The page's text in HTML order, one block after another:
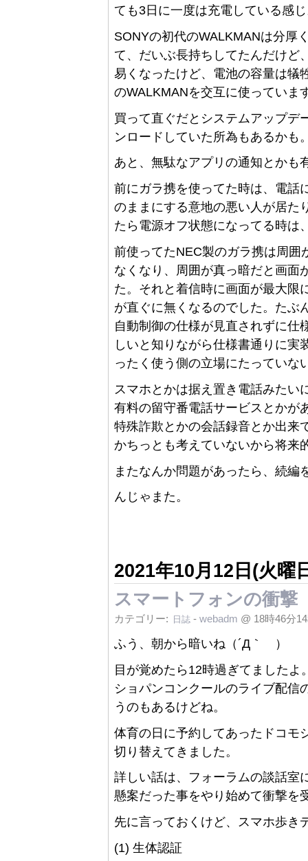
ても3日に一度は充電している感
SONYの初代のWALKMANは分厚
て、だいぶ長持ちしてたんだけど
易くなったけど、電池の容量は犠
のWALKMANを交互に使っていま
買って直ぐだとシステムアップデ
ンロードしていた所為もあるかも
あと、無駄なアプリの通知とかも
前にガラ携を使ってた時は、電話
のままにする意地の悪い人が居た
たら電源オフ状態になってる時は
前使ってたNEC製のガラ携は周囲
なくなり、周囲が真っ暗だと画面
た。それと着信時に画面が最大限
が直ぐに無くなるのでした。たぶ
自動制御の仕様が見直されずに仕
しいと知りながら仕様書通りに実
ったく使う側の立場にたっていな
スマホとかは据え置き電話みた
有料の留守番電話サービスとかが
特殊詐欺とかの会話録音とか出来
かちっとも考えていないから将来
またなんか問題があったら、続編
んじゃまた。
2021年10月12日(火曜
スマートフォンの衝撃
カテゴリー: 日誌 - webadm @ 18時46分
ふう、朝から暗いね（´Д｀ ）
目が覚めたら12時過ぎてましたよ
ショパンコンクールのライブ配信
うのもあるけどね。
体育の日に予約してあったドコモ
切り替えてきました。
詳しい話は、フォーラムの談話室
懸案だった事をやり始めて衝撃を
先に言っておくけど、スマホ歩
(1) 生体認証